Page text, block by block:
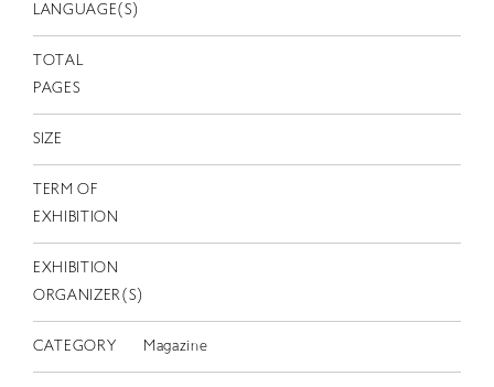
LANGUAGE(S)
TOTAL
PAGES
SIZE
TERM OF
EXHIBITION
EXHIBITION
ORGANIZER(S)
CATEGORY Magazine